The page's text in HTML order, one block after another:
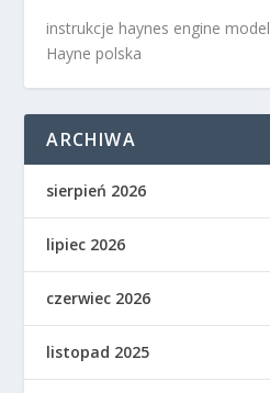
instrukcje haynes engine model
Hayne polska
ARCHIWA
sierpień 2026
lipiec 2026
czerwiec 2026
listopad 2025